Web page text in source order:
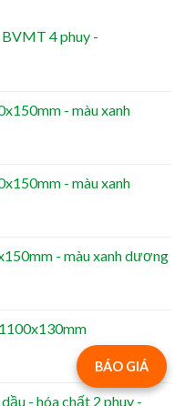
4 phuy -
- màu xanh
- màu xanh
- màu xanh dương
- hóa chất 2 phuy -
BÁO GIÁ